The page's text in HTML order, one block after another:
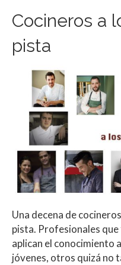
Cocineros a
pista
Una decena de
pista. Profesionales
aplican el conocimiento
jóvenes, otros quizá no